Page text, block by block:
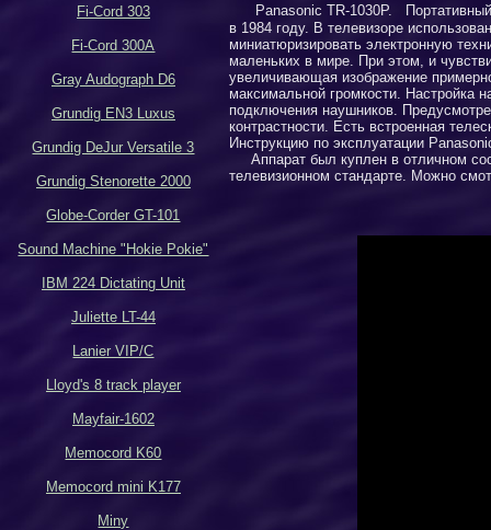
Fi-Cord 303
Fi-Cord 300A
Gray Audograph D6
Grundig EN3 Luxus
Grundig DeJur Versatile 3
Grundig Stenorette 2000
Globe-Corder GT-101
Sound Machine "Hokie Pokie"
IBM 224 Dictating Unit
Juliette LT-44
Lanier VIP/C
Lloyd's 8 track player
Mayfair-1602
Memocord K60
Memocord mini K177
Miny
Panasonic TR-1030P. Портативный
в 1984 году. В телевизоре
миниатюризировать электронную
маленьких в мире. При этом, и
увеличивающая изображение
максимальной громкости. Настройка
подключения наушников .
контрастности. Есть встроенная
Инструкцию по эксплуатации
Аппарат был куплен в отличном
телевизионном стандарте. Можно